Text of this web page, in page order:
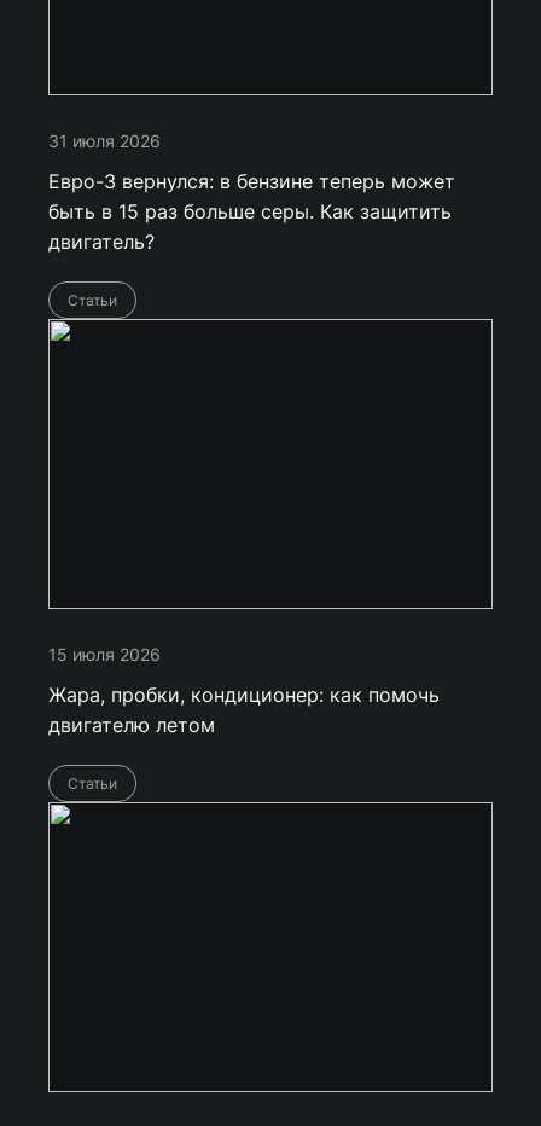
31 июля 2026
Евро-3 вернулся: в бензине теперь может
быть в 15 раз больше серы. Как защитить
двигатель?
Статьи
15 июля 2026
Жара, пробки, кондиционер: как помочь
двигателю летом
Статьи